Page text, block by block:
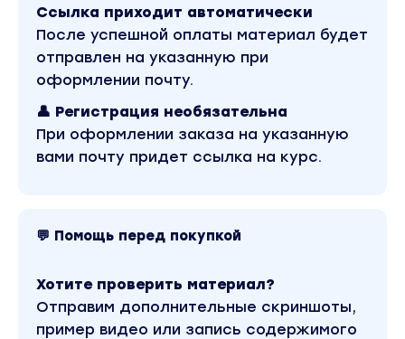
▫ Максимизация бизнес потенциала с ChatGPT
▫ Замена ассистента и копирайтера
ПРОГРАММА КУРСА:
Модуль 1. Введение в ChatGPT и его
для бизнеса
и те, что уходят с рынка
компания в 2023 году
▫Начало работы с ChatGPT
Ссылка приходит автоматически
После успешной оплаты материал будет
отправлен на указанную при
оформлении почту.
👤 Регистрация необязательна
При оформлении заказа на указанную
вами почту придет ссылка на курс.
💬 Помощь перед покупкой
Хотите проверить материал?
Отправим дополнительные скриншоты,
пример видео или запись содержимого